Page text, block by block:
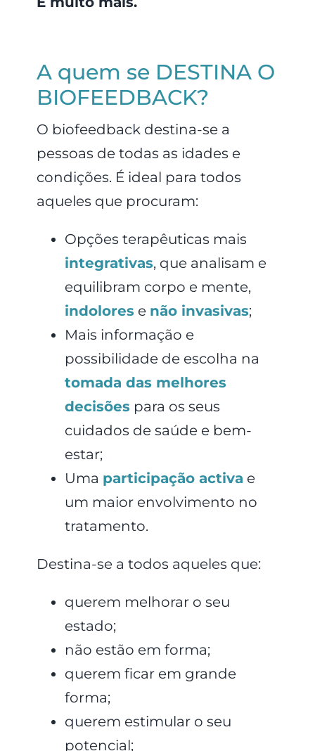
A quem se DESTINA O
BIOFEEDBACK?
O biofeedback destina-se a
pessoas de todas as idades e
condições. É ideal para todos
aqueles que procuram:
Opções terapêuticas mais
integrativas, que analisam e
equilibram corpo e mente,
indolores e não invasivas;
Mais informação e
possibilidade de escolha na
tomada das melhores
decisões para os seus
cuidados de saúde e bem-
estar;
Uma participação activa e
um maior envolvimento no
tratamento.
Destina-se a todos aqueles que:
querem melhorar o seu
estado;
não estão em forma;
querem ficar em grande
forma;
querem estimular o seu
potencial;